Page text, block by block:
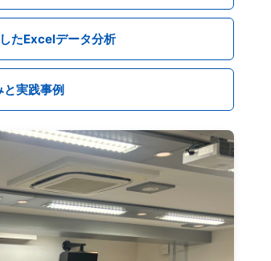
たExcelデータ分析
実践事例